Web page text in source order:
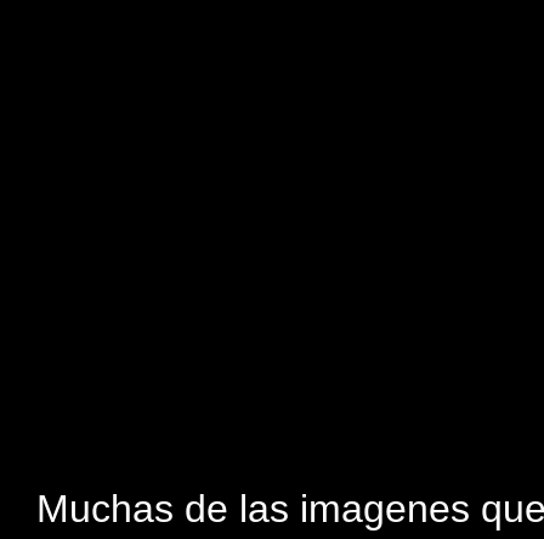
Muchas de las imagenes